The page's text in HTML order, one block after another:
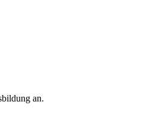
an.